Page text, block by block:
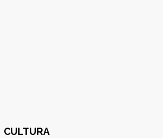
CULTURA